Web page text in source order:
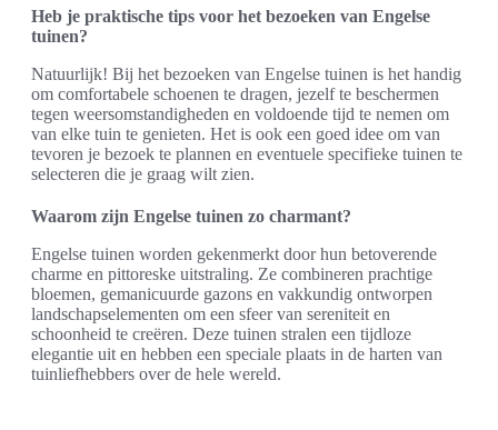
Heb je praktische tips voor het bezoeken van Engelse
tuinen?
Natuurlijk! Bij het bezoeken van Engelse tuinen is het handig
om comfortabele schoenen te dragen, jezelf te beschermen
tegen weersomstandigheden en voldoende tijd te nemen om
van elke tuin te genieten. Het is ook een goed idee om van
tevoren je bezoek te plannen en eventuele specifieke tuinen te
selecteren die je graag wilt zien.
Waarom zijn Engelse tuinen zo charmant?
Engelse tuinen worden gekenmerkt door hun betoverende
charme en pittoreske uitstraling. Ze combineren prachtige
bloemen, gemanicuurde gazons en vakkundig ontworpen
landschapselementen om een sfeer van sereniteit en
schoonheid te creëren. Deze tuinen stralen een tijdloze
elegantie uit en hebben een speciale plaats in de harten van
tuinliefhebbers over de hele wereld.